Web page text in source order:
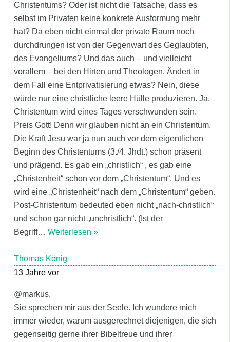
Christentums? Oder ist nicht die Tatsache, dass es
selbst im Privaten keine konkrete Ausformung mehr
hat? Da eben nicht einmal der private Raum noch
durchdrungen ist von der Gegenwart des Geglaubten,
des Evangeliums? Und das auch – und vielleicht
vorallem – bei den Hirten und Theologen. Ändert in
dem Fall eine Entprivatisierung etwas? Nein, diese
würde nur eine christliche leere Hülle produzieren. Ja,
Christentum wird eines Tages verschwunden sein.
Preis Gott! Denn wir glauben nicht an ein Christentum.
Die Kraft Jesu war ja nun auch vor dem eigentlichen
Beginn des Christentums (3./4. Jhdt.) schon präsent
und prägend. Es gab ein „christlich“ , es gab eine
„Christenheit“ schon vor dem „Christentum“. Und es
wird eine „Christenheit“ nach dem „Christentum“ geben.
Post-Christentum bedeuted eben nicht „nach-christlich“
und schon gar nicht „unchristlich“. (Ist der
Begriff… Weiterlesen »
Thomas König
13 Jahre vor
@markus,
Sie sprechen mir aus der Seele. Ich wundere mich
immer wieder, warum ausgerechnet diejenigen, die sich
gegenseitig gerne ihrer Bibeltreue und ihrer